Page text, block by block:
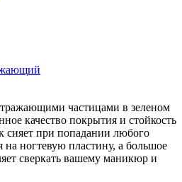
частицами в зеленом
качество покрытия и стойкость
сияет при попадании любого
на ногтевую пластину, а большое
сверкать вашему маникюр и